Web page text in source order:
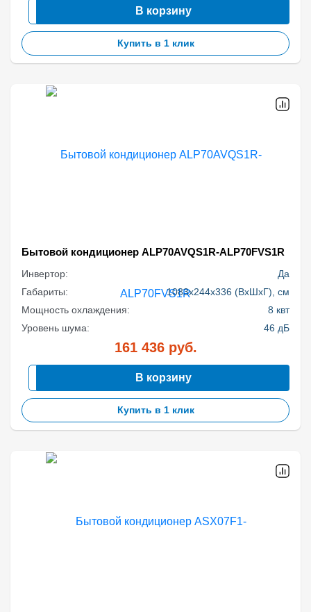
В корзину
Купить в 1 клик
Бытовой кондиционер ALP70AVQS1R-ALP70FVS1R
Инвертор:
Да
Габариты:
1083x244x336 (ВхШхГ), см
Мощность охлаждения:
8 квт
Уровень шума:
46 дБ
161 436руб.
В корзину
Купить в 1 клик